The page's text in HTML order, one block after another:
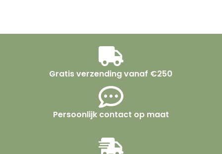
Gratis verzending vanaf €250
Persoonlijk contact op maat